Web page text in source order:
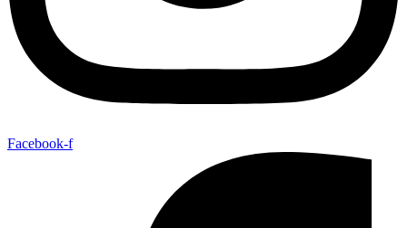
Facebook-f